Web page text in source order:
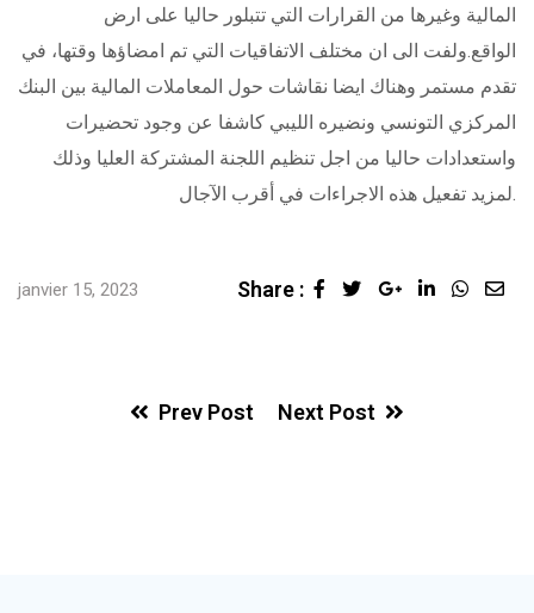
المالية وغيرها من القرارات التي تتبلور حاليا على ارض
الواقع.ولفت الى ان مختلف الاتفاقيات التي تم امضاؤها وقتها، في
تقدم مستمر وهناك ايضا نقاشات حول المعاملات المالية بين البنك
المركزي التونسي ونضيره الليبي كاشفا عن وجود تحضيرات
واستعدادات حاليا من اجل تنظيم اللجنة المشتركة العليا وذلك
لمزيد تفعيل هذه الاجراءات في أقرب الآجال.
janvier 15, 2023 Share : Google+LinkedIn
Prev Post Next Post